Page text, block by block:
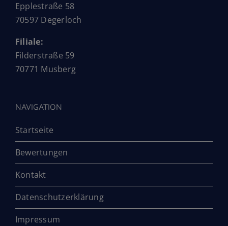
Epplestraße 58
70597 Degerloch
Filiale:
Filderstraße 59
70771 Musberg
NAVIGATION
Startseite
Bewertungen
Kontakt
Datenschutzerklärung
Impressum